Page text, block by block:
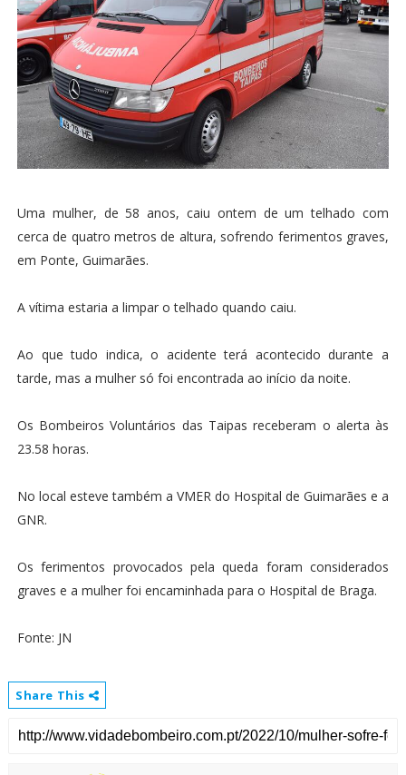
Uma mulher, de 58 anos, caiu ontem de um telhado com
cerca de quatro metros de altura, sofrendo ferimentos graves,
em Ponte, Guimarães.
A vítima estaria a limpar o telhado quando caiu.
Ao que tudo indica, o acidente terá acontecido durante a
tarde, mas a mulher só foi encontrada ao início da noite.
Os Bombeiros Voluntários das Taipas receberam o alerta às
23.58 horas.
No local esteve também a VMER do Hospital de Guimarães e a
GNR.
Os ferimentos provocados pela queda foram considerados
graves e a mulher foi encaminhada para o Hospital de Braga.
Fonte: JN
Share This